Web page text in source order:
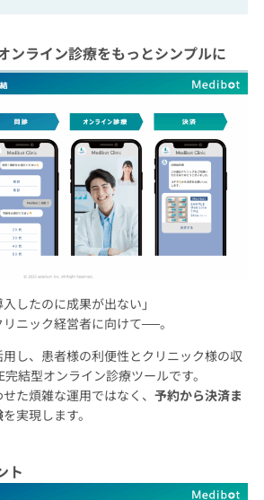
生まれた「LINEオンライン診療」
リウムについて
ンライン診療をもっとシンプルに
したのに成果が出ない」
ニック経営者に向けて──。
し、患者様の利便性とクリニック様の収
結型オンライン診療ツールです。
た煩雑な運用ではなく、 予約から決済ま
を実現します。
ト